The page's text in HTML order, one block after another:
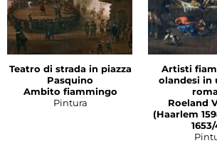
Teatro di strada in piazza
Pasquino
Ambito fiammingo
Pintura
Artisti
olandesi in
Roeland
(Haarlem